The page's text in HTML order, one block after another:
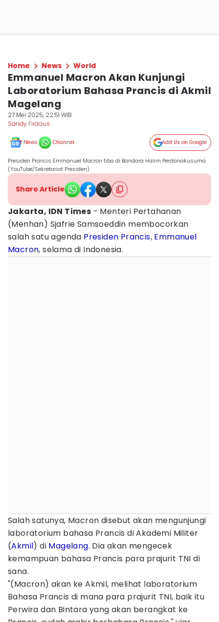
Home News World
Emmanuel Macron Akan Kunjungi
Laboratorium Bahasa Prancis di Akmil
Magelang
27 Mei 2025, 22:51 WIB
Sandy Firdaus
News Channel Add Us on Google
Presiden Prancis Emmanuel Macron tiba di Bandara Halim Perdanakusuma
(YouTube/Sekretariat Presiden)
Share Article
Jakarta, IDN Times - Menteri Pertahanan
(Menhan) Sjafrie Samsoeddin membocorkan
salah satu agenda Presiden Prancis, Emmanuel
Macron, selama di Indonesia.
Salah satunya, Macron disebut akan mengunjungi
laboratorium bahasa Prancis di Akademi Militer
(Akmil) di Magelang. Dia akan mengecek
kemampuan bahasa Prancis para prajurit TNI di
sana.
"(Macron) akan ke Akmil, melihat laboratorium
Bahasa Prancis di mana para prajurit TNI, baik itu
Perwira dan Bintara yang akan berangkat ke